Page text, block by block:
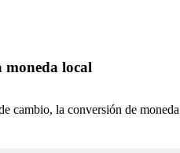
moneda local
cambio, la conversión de